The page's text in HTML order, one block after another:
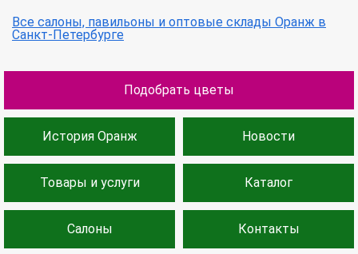
Все салоны, павильоны и оптовые склады Оранж в
Санкт-Петербурге
Подобрать цветы
История Оранж Новости
Товары и услуги Каталог
Салоны Контакты